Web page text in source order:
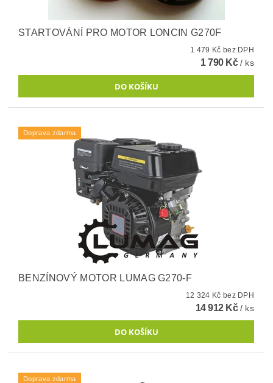
STARTOVÁNÍ PRO MOTOR LONCIN G270F
1 479 Kč bez DPH
1 790 Kč/ ks
Doprava zdarma
BENZÍNOVÝ MOTOR LUMAG G270-F
12 324 Kč bez DPH
14 912 Kč/ ks
Doprava zdarma